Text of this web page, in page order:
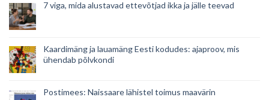
7 viga, mida alustavad ettevõtjad ikka ja jälle teevad
Kaardimäng ja lauamäng Eesti kodudes: ajaproov, mis
ühendab põlvkondi
Postimees: Naissaare lähistel toimus maavärin